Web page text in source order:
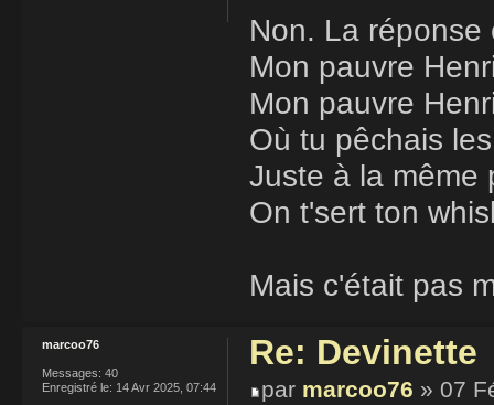
Non. La réponse
Mon pauvre
Mon pauvre
Où tu pêchais
Juste à la même
On t'sert ton
Mais c'était pas
Re: Devinette
par marcoo76 » 07
marcoo76
Messages: 40
Enregistré le: 14 Avr 2025, 07:44